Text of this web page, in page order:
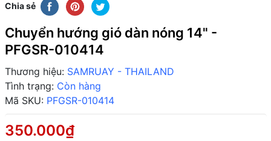
Chia sẻ
Chuyển hướng gió dàn nóng 14" -
PFGSR-010414
Thương hiệu: SAMRUAY - THAILAND
Tình trạng: Còn hàng
Mã SKU: PFGSR-010414
350.000₫